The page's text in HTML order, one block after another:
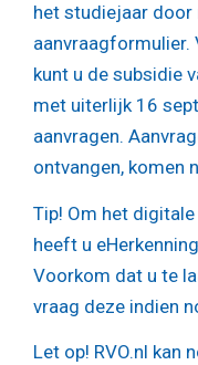
het studiejaar door
kunt u de subsidie
met uiterlijk 16
aanvragen.
ontvangen, komen
Tip! Om het
heeft u
Voorkom dat u te
vraag deze indien
Let op! RVO.nl kan